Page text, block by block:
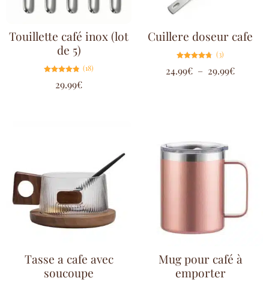
Touillette café inox (lot
de 5)
4.78
sur 5
(18)
29.99€
Cuillere doseur cafe
4.67
sur 5
(3)
24.99€ – 29.99€
Tasse a cafe avec
soucoupe
Mug pour café à
emporter